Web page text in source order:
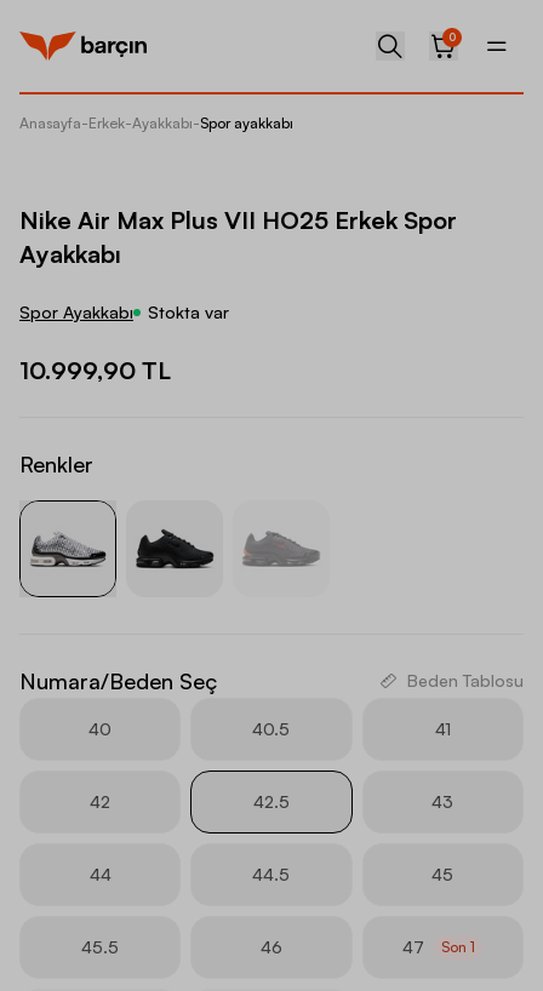
0
Anasayfa-Erkek-Ayakkabı-Spor ayakkabı
Nike Air Max Plus VII HO25 Erkek Spor
Ayakkabı
Spor Ayakkabı Stokta var
10.999,90 TL
Renkler
Numara/Beden Seç Beden Tablosu
40 40.5 41
42 42.5 43
44 44.5 45
45.5 46 47 Son1